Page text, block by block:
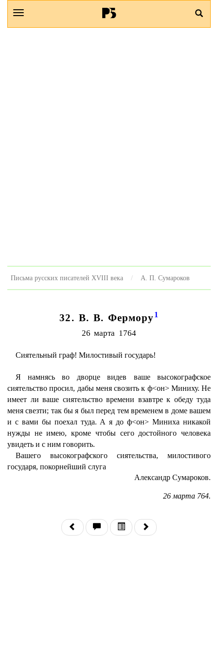
Письма русских писателей XVIII века А. П. Сумароков
32. В. В. Фермору1
26 марта 1764
Сиятельный граф! Милостивый государь!
Я намнясь во дворце видев ваше высокографское
сиятельство просил, дабы меня свозить к ф<он> Миниху. Не
имеет ли ваше сиятельство времени взавтре к обеду туда
меня свезти; так бы я был перед тем временем в доме вашем
и с вами бы поехал туда. А я до ф<он> Миниха никакой
нужды не имею, кроме чтобы сего достойного человека
увидеть и с ним говорить.
Вашего высокографского сиятельства, милостивого
государя, покорнейший слуга
Александр Сумароков.
26 марта 764.